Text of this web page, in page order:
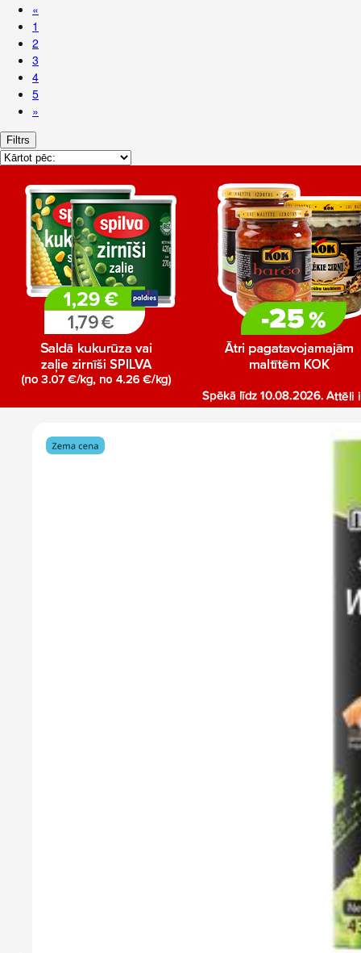
«
1
2
3
4
5
»
Filtrs